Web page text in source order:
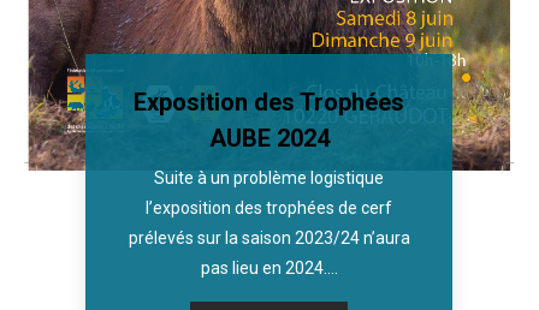
Exposition des Trophées
AUBE 2024
Suite à un problème logistique
l’exposition des trophées de cerf
prélevés sur la saison 2023/24 n’aura
pas lieu en 2024.…